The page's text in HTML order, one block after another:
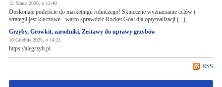
12 Marca 2026, o 12:40
Doskonałe podejście do marketingu rolniczego! Skuteczne wyznaczanie celów i
strategii jest kluczowe - warto sprawdzić Rocket Goal dla optymalizacji (...)
Grzyby, Growkit, zarodniki, Zestawy do uprawy grzybów
10 Grudnia 2025, o 14:21
https://alegrzyb.pl
RSS